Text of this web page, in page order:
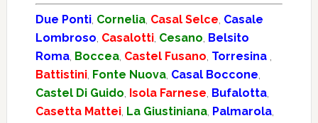
Due Ponti, Cornelia, Casal Selce, Casale
Lombroso, Casalotti, Cesano, Belsito
Roma, Boccea, Castel Fusano, Torresina ,
Battistini, Fonte Nuova, Casal Boccone,
Castel Di Guido, Isola Farnese, Bufalotta,
Casetta Mattei, La Giustiniana, Palmarola,